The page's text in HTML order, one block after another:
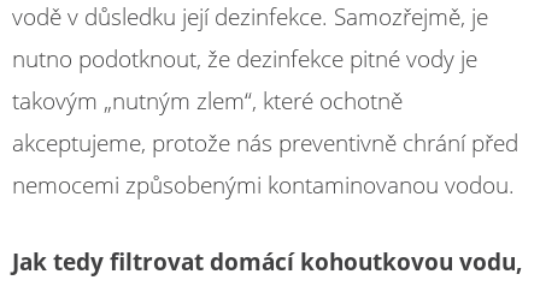
vodě v důsledku její dezinfekce. Samozřejmě, je
nutno podotknout, že dezinfekce pitné vody je
takovým „nutným zlem“, které ochotně
akceptujeme, protože nás preventivně chrání před
nemocemi způsobenými kontaminovanou vodou.
Jak tedy filtrovat domácí kohoutkovou vodu,